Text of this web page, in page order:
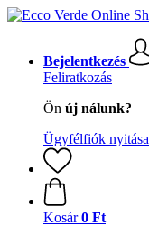
Bejelentkezés
Feliratkozás
Ön új nálunk?
Ügyfélfiók nyitása
Kosár 0 Ft